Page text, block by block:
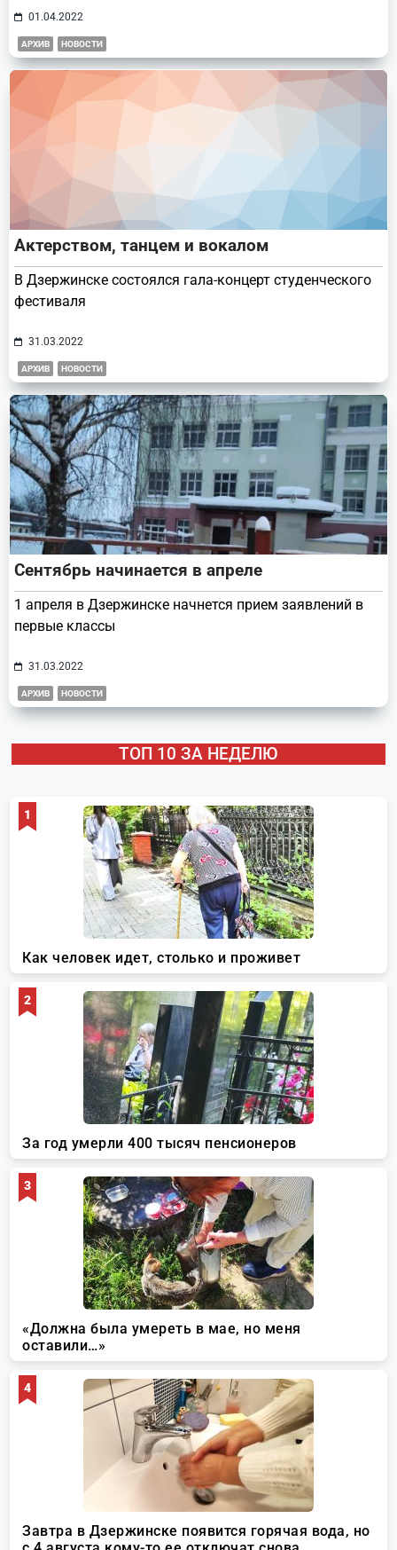
01.04.2022
АРХИВ НОВОСТИ
Актерством, танцем и вокалом
В Дзержинске состоялся гала-концерт студенческого
фестиваля
31.03.2022
АРХИВ НОВОСТИ
Сентябрь начинается в апреле
1 апреля в Дзержинске начнется прием заявлений в
первые классы
31.03.2022
АРХИВ НОВОСТИ
ТОП 10 ЗА НЕДЕЛЮ